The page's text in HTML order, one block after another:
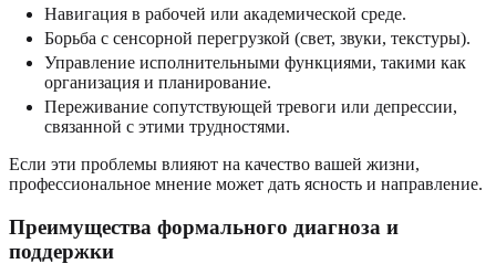
Навигация в рабочей или академической среде.
Борьба с сенсорной перегрузкой (свет, звуки, текстуры).
Управление исполнительными функциями, такими как
организация и планирование.
Переживание сопутствующей тревоги или депрессии,
связанной с этими трудностями.
Если эти проблемы влияют на качество вашей жизни,
профессиональное мнение может дать ясность и направление.
Преимущества формального диагноза и
поддержки